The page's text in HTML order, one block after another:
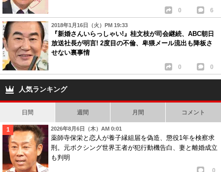
0 6
2018年1月16日（火）PM 19:33
『新婚さんいらっしゃい!』桂文枝が司会継続、ABC朝日
放送社長が明言! 2度目の不倫、卑猥メール流出も降板さ
せない裏事情
0 0
人気ランキング
日間 週間 月間 コメント
2026年8月6日（木）AM 0:01
薬師寺保栄と恋人が養子縁組届を偽造、懲役1年を検察求
刑。元ボクシング世界王者が犯行動機告白、妻と離婚成立
も判明
0